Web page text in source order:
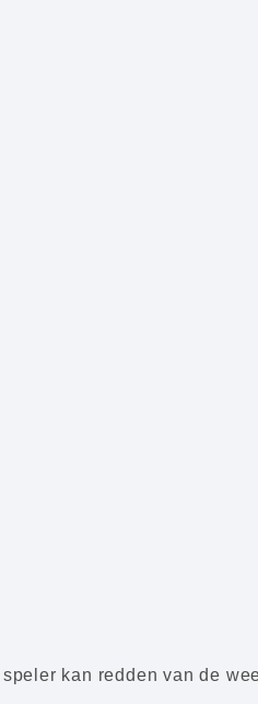
kan redden van de